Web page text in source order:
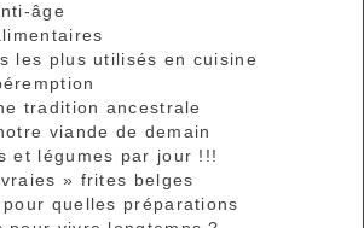
âge
les plus utilisés en cuisine
tradition ancestrale
viande de demain
et légumes par jour !!!
» frites belges
quelles préparations